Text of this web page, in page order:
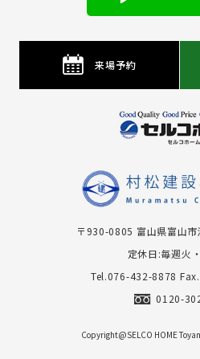
来場予約
〒930-0805 富⼭県富⼭
定休日:毎週火
Tel.076-432-8878
0120-
Copyright@SELCO HOME